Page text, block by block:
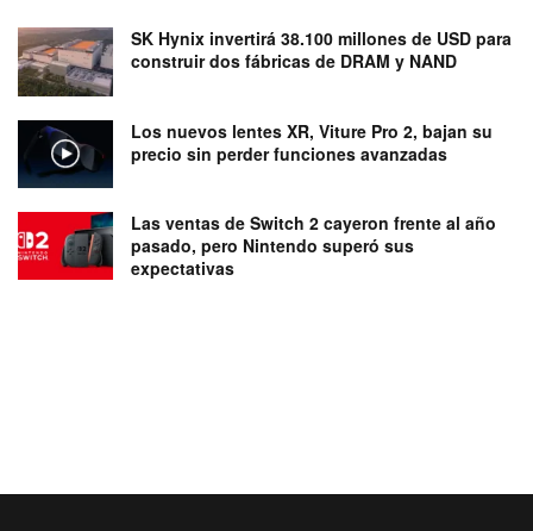
SK Hynix invertirá 38.100 millones de USD para
construir dos fábricas de DRAM y NAND
Los nuevos lentes XR, Viture Pro 2, bajan su
precio sin perder funciones avanzadas
Las ventas de Switch 2 cayeron frente al año
pasado, pero Nintendo superó sus
expectativas